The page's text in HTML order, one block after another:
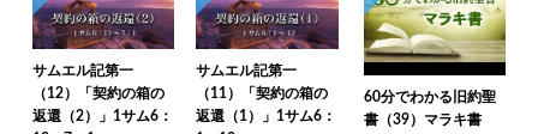
サムエル記第一
（12）「契約の箱の
返還（2）」1サム6：
サムエル記第一
（11）「契約の箱の
返還（1）」1サム6：
60分でわかる旧約聖
書（39）マラキ書